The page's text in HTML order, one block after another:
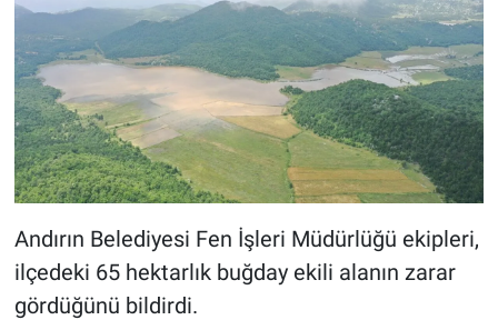
Andırın Belediyesi Fen İşleri Müdürlüğü ekipleri,
ilçedeki 65 hektarlık buğday ekili alanın zarar
gördüğünü bildirdi.